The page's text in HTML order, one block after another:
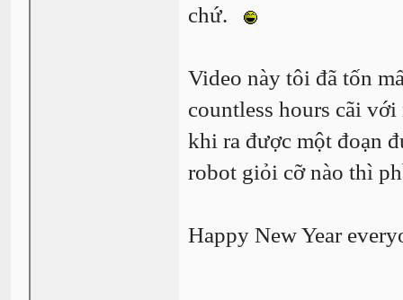
chứ.
Video này tôi đã tốn
countless hours cãi
khi ra được một đoạn
robot giỏi cỡ nào thì
Happy New Year